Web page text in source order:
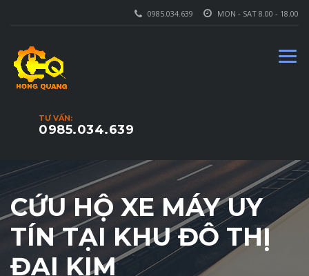
MON - SAT 8.00 - 18.00
0985.034.639
TƯ VẤN:
0985.034.639
CỨU HỘ XE MÁY UY
TÍN TẠI KHU ĐÔ THỊ
ĐẠI KIM